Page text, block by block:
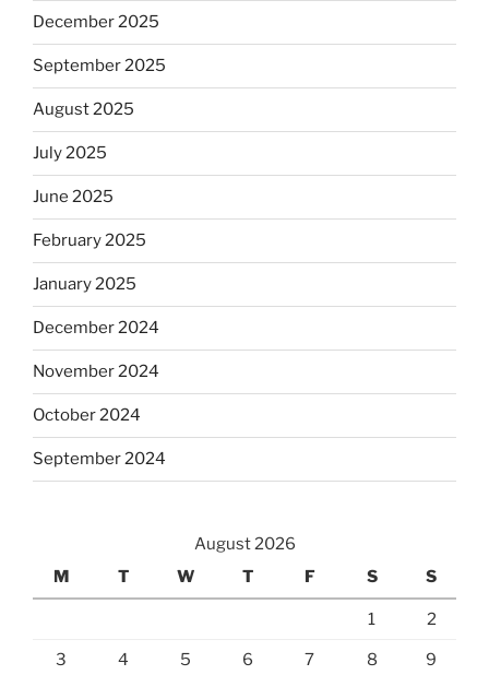
December 2025
September 2025
August 2025
July 2025
June 2025
February 2025
January 2025
December 2024
November 2024
October 2024
September 2024
August 2026
M
T W T F S S
1 2
3 4 5 6 7 8 9